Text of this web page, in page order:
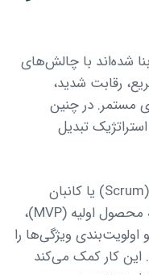
شده‌اند با چالش‌های
رقابت شدید،
مستمر. در چنین
تبدیل
با به‌کارگیری روش‌هایی مانند اسکرام (Scrum) یا کانبان
(Kanban)، مدیر پروژه می‌تواند توسعه محصول اولیه (MVP)،
اولویت‌بندی ویژگی‌ها را
این کار کمک می‌کند